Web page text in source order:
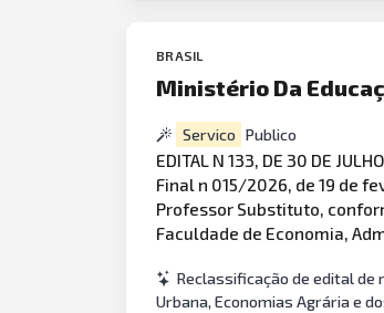
BRASIL
Ministério Da
Servico Publico
EDITAL N 133, DE 30 DE
Final n 015/2026, de 19 de
Professor Substituto,
Faculdade de Economia,
Reclassificação de edital
Urbana, Economias Agrária e